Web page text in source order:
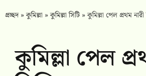
প্রচ্ছদ»কুমিল্লা »কুমিল্লা সিটি »কুমিল্লা পেল প্রথম
কুমিল্লা পেল